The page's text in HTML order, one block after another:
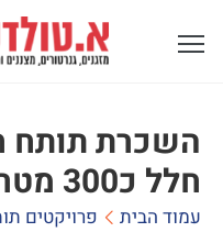
פתח תפריט ראשי
השכרת תותח
חלל כ300 מטר
עמוד הבית פרויקטים